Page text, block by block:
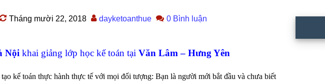
Tháng mười 22, 2018 dayketoanthue 0 Bình luận
Nội khai giảng lớp học kế toán tại Văn Lâm – Hưng Yên
kế toán thực hành thực tế với mọi đối tượng: Bạn là người mới bắt đầu và chưa biết